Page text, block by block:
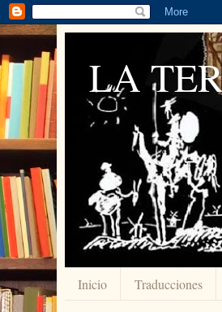
LA
Inicio Traducciones